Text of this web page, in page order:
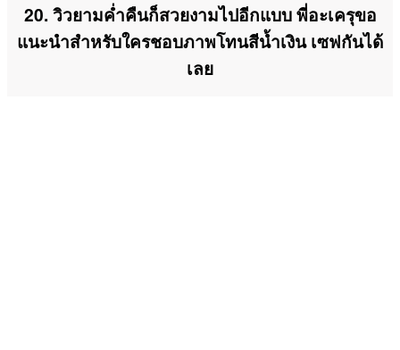
20. วิวยามค่ำคืนก็สวยงามไปอีกแบบ พี่อะเครุขอ
แนะนำสำหรับใครชอบภาพโทนสีน้ำเงิน เซฟกันได้
เลย